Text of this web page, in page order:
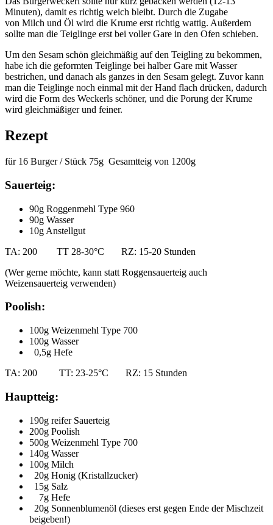
Minuten), damit es richtig weich bleibt. Durch die Zugabe
von Milch und Öl wird die Krume erst richtig wattig. Außerdem
sollte man die Teiglinge erst bei voller Gare in den Ofen schieben.
Um den Sesam schön gleichmäßig auf den Teigling zu bekommen,
habe ich die geformten Teiglinge bei halber Gare mit Wasser
bestrichen, und danach als ganzes in den Sesam gelegt. Zuvor kann
man die Teiglinge noch einmal mit der Hand flach drücken, dadurch
wird die Form des Weckerls schöner, und die Porung der Krume
wird gleichmäßiger und feiner.
Rezept
für 16 Burger / Stück 75g Gesamtteig von 1200g
Sauerteig:
90g Roggenmehl Type 960
90g Wasser
10g Anstellgut
TA: 200 TT 28-30°C RZ: 15-20 Stunden
(Wer gerne möchte, kann statt Roggensauerteig auch
Weizensauerteig verwenden)
Poolish:
100g Weizenmehl Type 700
100g Wasser
0,5g Hefe
TA: 200 TT: 23-25°C RZ: 15 Stunden
Hauptteig:
190g reifer Sauerteig
200g Poolish
500g Weizenmehl Type 700
140g Wasser
100g Milch
20g Honig (Kristallzucker)
15g Salz
7g Hefe
20g Sonnenblumenöl (dieses erst gegen Ende der Mischzeit
beigeben!)